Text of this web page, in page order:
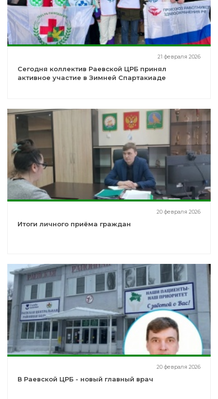
21 февраля 2026
Сегодня коллектив Раевской ЦРБ принял
активное участие в Зимней Спартакиаде
20 февраля 2026
Итоги личного приёма граждан
20 февраля 2026
В Раевской ЦРБ - новый главный врач